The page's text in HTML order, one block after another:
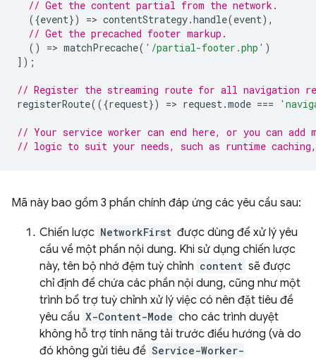
// Get the content partial from the network.
({event}) => contentStrategy.handle(event),
// Get the precached footer markup.
()
=> matchPrecache( '/partial-footer.php' )
]);
// Register the streaming route for all navigation
registerRoute(({request}) => request.mode ===
// Your service worker can end here, or you can add
// logic to suit your needs, such as runtime
Mã này bao gồm 3 phần chính đáp ứng các yêu cầu sau:
Chiến lược NetworkFirst được dùng để xử lý yêu
cầu về một phần nội dung. Khi sử dụng chiến lược
này, tên bộ nhớ đệm tuỳ chỉnh content sẽ được
chỉ định để chứa các phần nội dung, cũng như một
trình bổ trợ tuỳ chỉnh xử lý việc có nên đặt tiêu đề
yêu cầu X-Content-Mode cho các trình duyệt
không hỗ trợ tính năng tải trước điều hướng (và do
đó không gửi tiêu đề Service-Worker-